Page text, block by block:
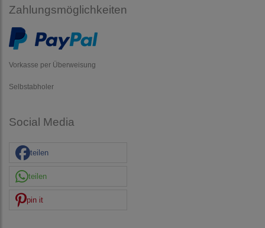
Zahlungsmöglichkeiten
Vorkasse per Überweisung
Selbstabholer
Social Media
teilen
teilen
pin it